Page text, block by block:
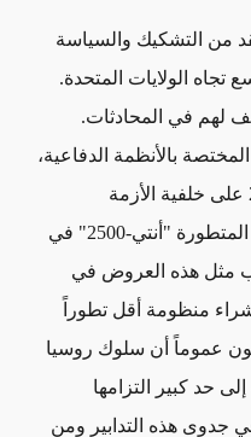
من التشكيك والسياسة
تجاه الولايات المتحدة.
لهم في المحادثات.
بالأنظمة الدفاعية،
الذي أدرج اسمه على لائحة العقوبات الأمريكية منذ نيسان/أبريل 2014 على خلفية الأزمة
الأوكرانية - عرضت موسكو على طهران بيعها منظومة الدفاع الجوي المتطورة "أنتي-2500" في
مثل هذه العروض في
ومثال على ذلك هو العقد المجمّد الذي أبرم في عام 2010 لشراء منظومة أقل تطوراً
عموماً أن سلوك روسيا
حد كبير التزامها
جدوى هذه التدابير ومن